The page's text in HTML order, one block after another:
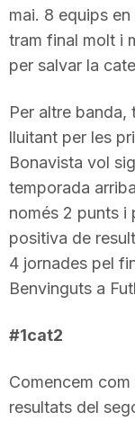
r
a
mai. 8 equips
tram final molt i
per salvar la
Per altre banda,
lluitant per les
Bonavista vol
temporada
només 2 punts i
positiva de
4 jornades pel
Benvinguts a
#1cat2
Comencem
resultats del